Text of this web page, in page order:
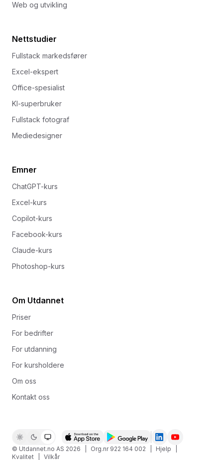
Web og utvikling
Nettstudier
Fullstack markedsfører
Excel-ekspert
Office-spesialist
KI-superbruker
Fullstack fotograf
Mediedesigner
Emner
ChatGPT-kurs
Excel-kurs
Copilot-kurs
Facebook-kurs
Claude-kurs
Photoshop-kurs
Om Utdannet
Priser
For bedrifter
For utdanning
For kursholdere
Om oss
Kontakt oss
© Utdannet.no AS 2026 Org.nr 922 164 002 Hjelp
Kvalitet
Vilkår